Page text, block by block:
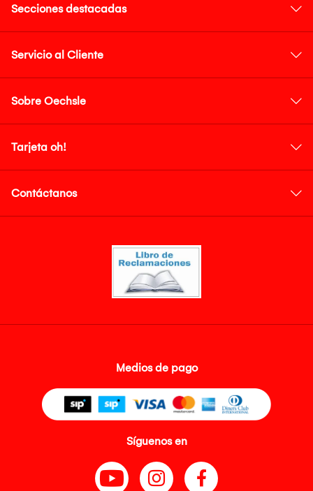
Secciones destacadas
Servicio al Cliente
Sobre Oechsle
Tarjeta oh!
Contáctanos
Medios de pago
Síguenos en